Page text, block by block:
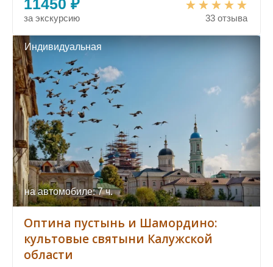
11450 ₽
за экскурсию 33 отзыва
Индивидуальная
на автомобиле: 7 ч.
Оптина пустынь и Шамордино:
культовые святыни Калужской
области